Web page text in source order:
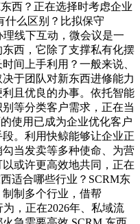
西？正在选择时考虑企业
什么区别？比拟保守
线下互动，微会议是一
西，它除了支撑私有化摆
间上手利用？一般来说、
于团队对新东西进修能力
且优良的办事。依托智能
等分类客户需求，正在当
使用已成为企业优化客户
。利用快鲸能够让企业正
当发卖等多种使命、为营
或许更高效地共同，正在
适合哪些行业？SCRM东
制多个行业，借帮
为，正在2026年、私域流